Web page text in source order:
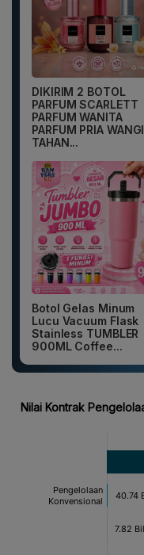
DIKIRIM 2 BOTOL
PARFUM SCARLETT
PARFUM WANITA
PARFUM PRIA WANGI
TAHAN...
Botol Gelas Minum
Lucu Vacuum Flask
Stainless TUMBLER
900ML Coffee...